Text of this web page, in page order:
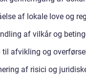
af lokale love og
af vilkår og
afvikling og
af risici og